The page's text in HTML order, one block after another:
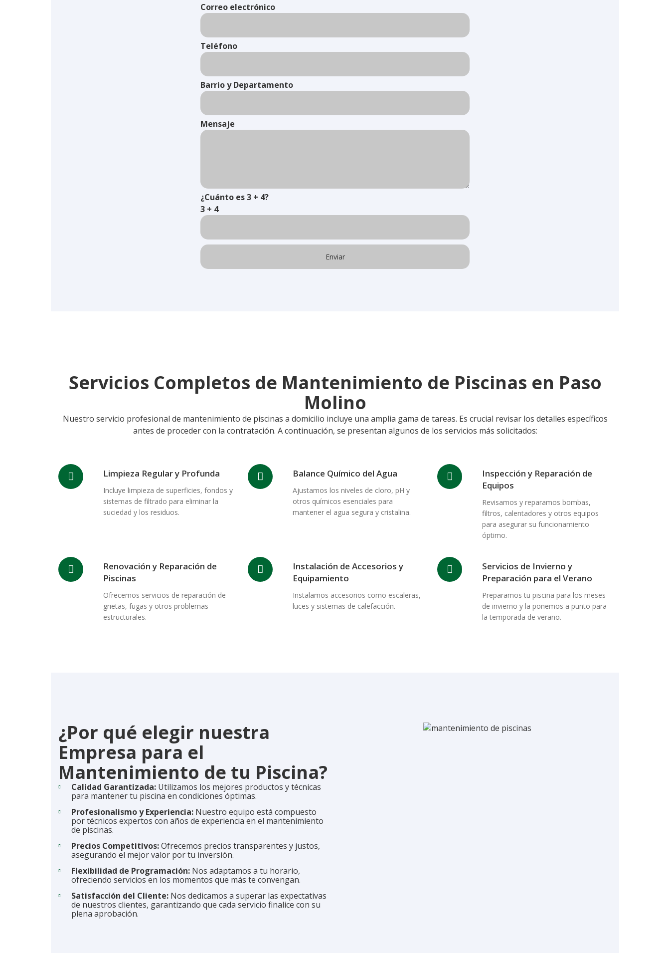
Correo electrónico
Teléfono
Barrio y Departamento
Mensaje
¿Cuánto es 3 + 4?
3 + 4
Servicios Completos de Mantenimiento de Piscinas en Paso
Molino
Nuestro servicio profesional de mantenimiento de piscinas a domicilio incluye una amplia gama de tareas. Es crucial revisar los detalles específicos
antes de proceder con la contratación. A continuación, se presentan algunos de los servicios más solicitados:
Limpieza Regular y Profunda
Incluye limpieza de superficies, fondos y
sistemas de filtrado para eliminar la
suciedad y los residuos.
Balance Químico del Agua
Ajustamos los niveles de cloro, pH y
otros químicos esenciales para
mantener el agua segura y cristalina.
Inspección y Reparación de
Equipos
Revisamos y reparamos bombas,
filtros, calentadores y otros equipos
para asegurar su funcionamiento
óptimo.
Renovación y Reparación de
Piscinas
Ofrecemos servicios de reparación de
grietas, fugas y otros problemas
estructurales.
Instalación de Accesorios y
Equipamiento
Instalamos accesorios como escaleras,
luces y sistemas de calefacción.
Servicios de Invierno y
Preparación para el Verano
Preparamos tu piscina para los meses
de invierno y la ponemos a punto para
la temporada de verano.
¿Por qué elegir nuestra
Empresa para el
Mantenimiento de tu Piscina?
Calidad Garantizada: Utilizamos los mejores productos y técnicas
para mantener tu piscina en condiciones óptimas.
Profesionalismo y Experiencia: Nuestro equipo está compuesto
por técnicos expertos con años de experiencia en el mantenimiento
de piscinas.
Precios Competitivos:Ofrecemos precios transparentes y justos,
asegurando el mejor valor por tu inversión.
Flexibilidad de Programación: Nos adaptamos a tu horario,
ofreciendo servicios en los momentos que más te convengan.
Satisfacción del Cliente: Nos dedicamos a superar las expectativas
de nuestros clientes, garantizando que cada servicio finalice con su
plena aprobación.